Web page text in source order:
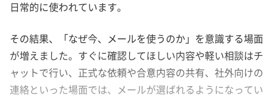
日常的に使われています。
その結果、「なぜ今、メールを使うのか」を意識する場面
が増えました。すぐに確認してほしい内容や軽い相談はチ
ャットで行い、正式な依頼や合意内容の共有、社外向けの
連絡といった場面では、メールが選ばれるようになってい